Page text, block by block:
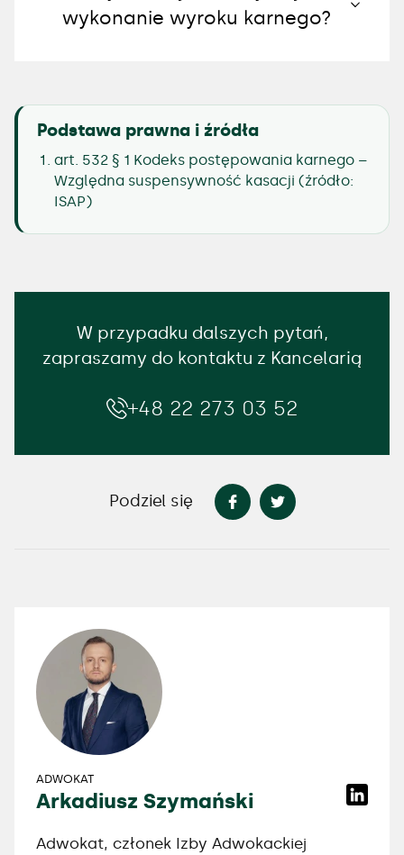
wykonanie wyroku karnego?
Podstawa prawna i źródła
art. 532 § 1 Kodeks postępowania karnego –
Względna suspensywność kasacji (źródło:
ISAP)
W przypadku dalszych pytań,
zapraszamy do kontaktu z Kancelarią
+48 22 273 03 52
Podziel się
ADWOKAT
Arkadiusz Szymański
Adwokat, członek Izby Adwokackiej